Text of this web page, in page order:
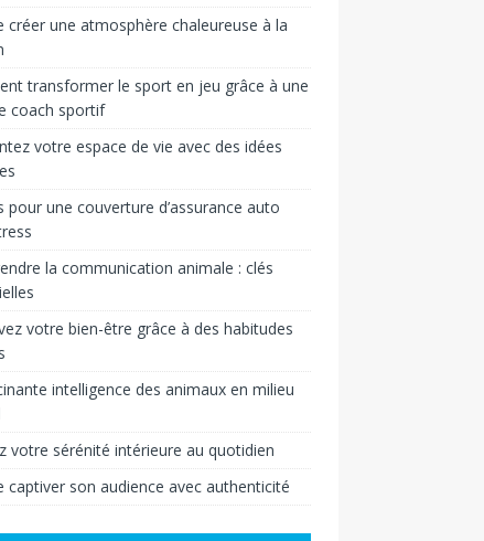
créer une atmosphère chaleureuse à la
transformer le sport en jeu grâce à une
coach sportif
votre espace de vie avec des idées
pour une couverture d’assurance auto
la communication animale : clés
votre bien-être grâce à des habitudes
intelligence des animaux en milieu
votre sérénité intérieure au quotidien
captiver son audience avec authenticité